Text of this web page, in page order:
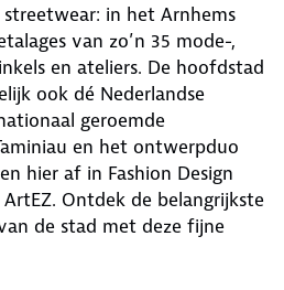
in het Arnhems
van zo’n 35 mode-,
en ateliers. De hoofdstad
ook dé Nederlandse
geroemde
en het ontwerpduo
hier af in Fashion Design
Ontdek de belangrijkste
de stad met deze fijne